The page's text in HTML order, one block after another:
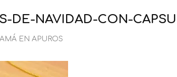
DE-NAVIDAD-CON-
EN APUROS